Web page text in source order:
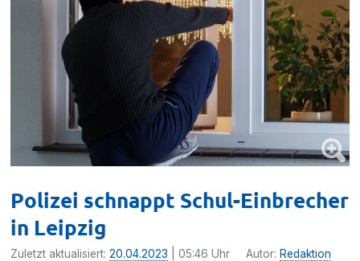
Polizei schnappt Schul-Einbrecher
in Leipzig
Zuletzt aktualisiert:20.04.2023 | 05:46 Uhr Autor: Redaktion